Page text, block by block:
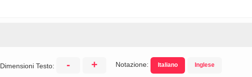
Dimensioni Testo: - + Notazione: Italiano Inglese